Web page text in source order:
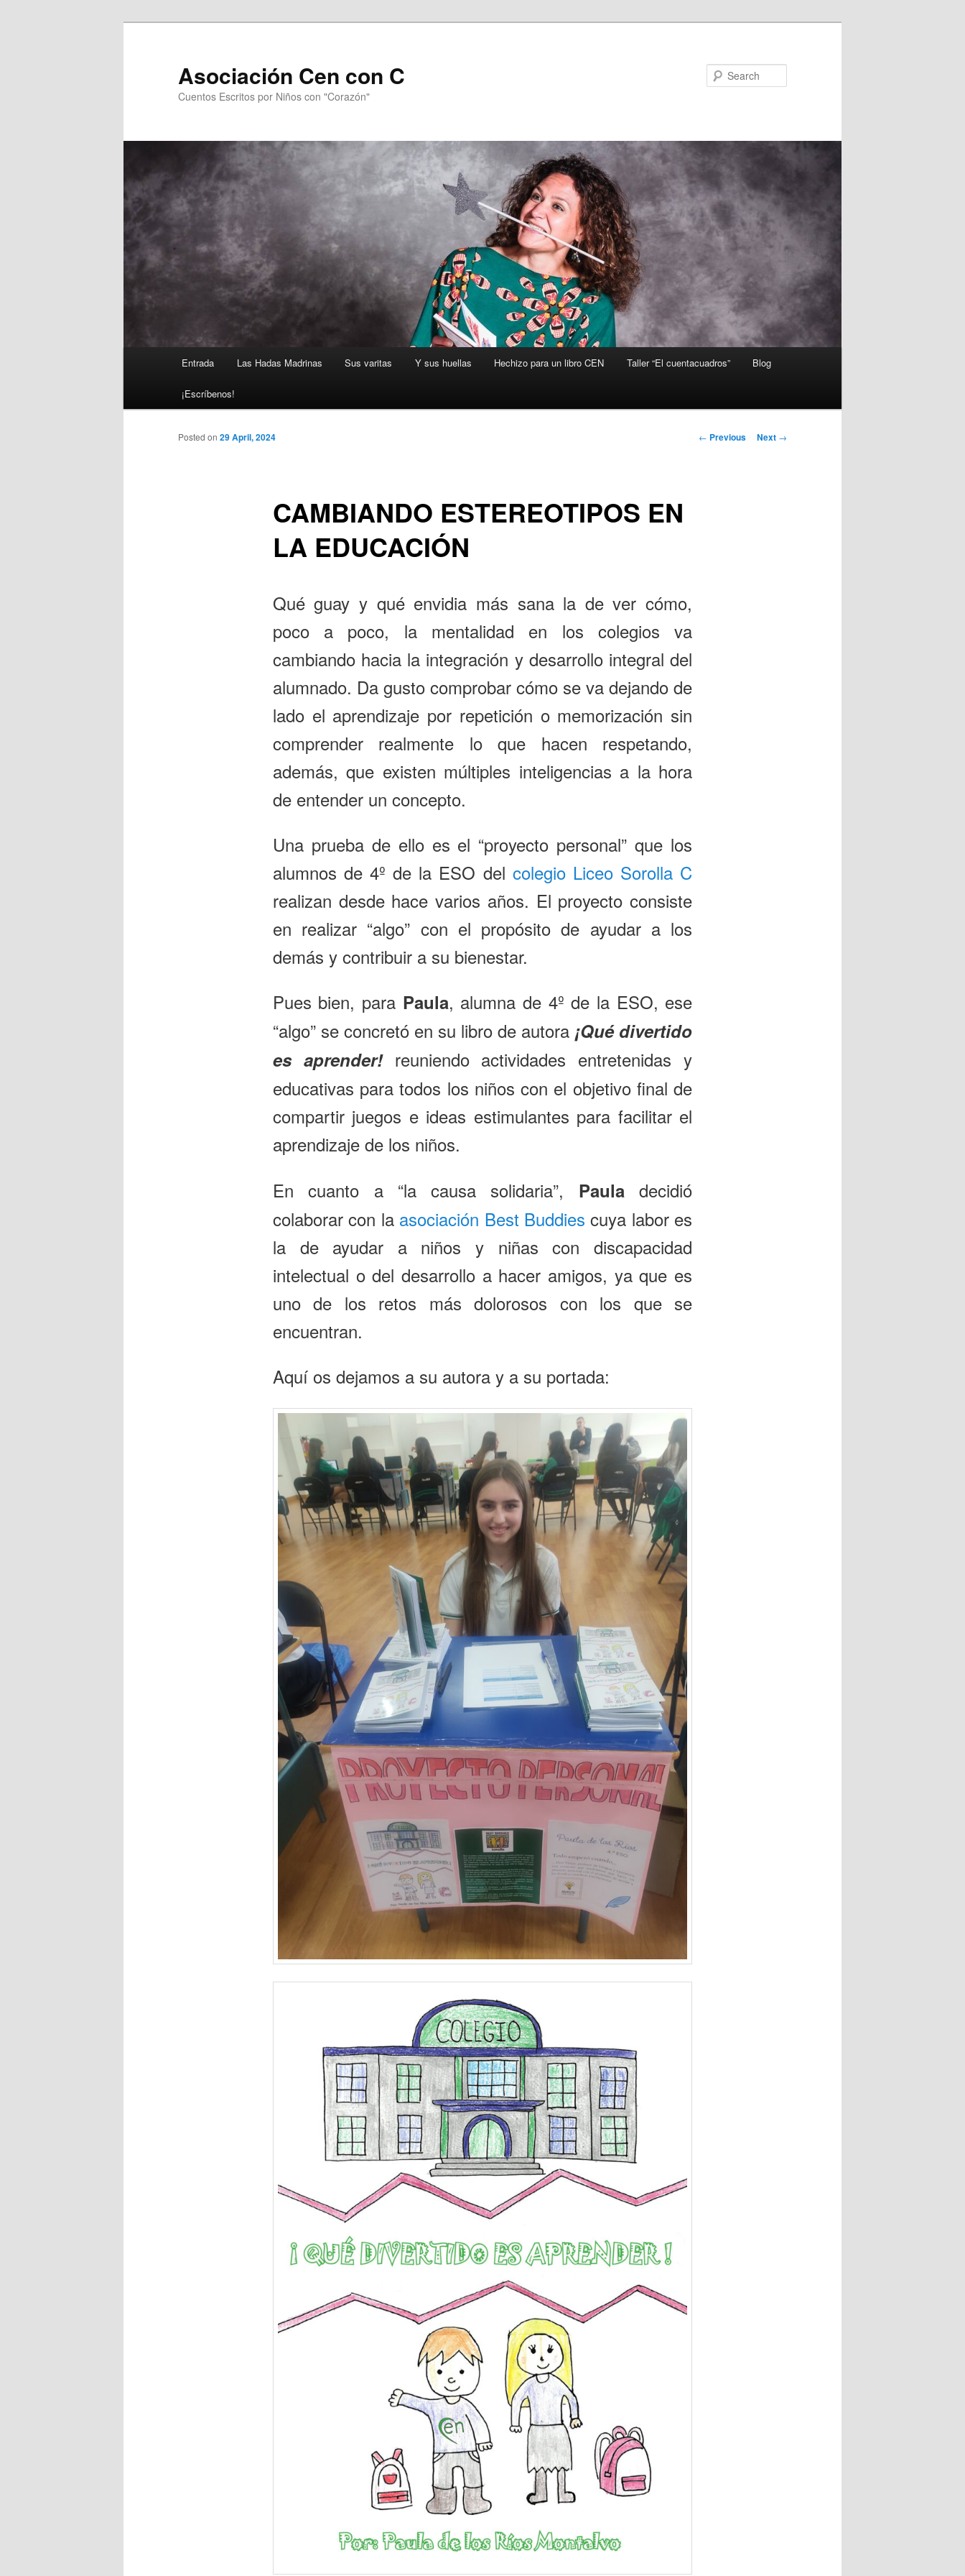
Asociación Cen con C
Cuentos Escritos por Niños con "Corazón"
Skip
to
primary
Entrada Las Hadas Madrinas Sus varitas Y sus huellas Hechizo para un libro CEN Taller “El cuentacuadros” Blog
¡Escríbenos!
Post
← Previous Next →
CAMBIANDO ESTEREOTIPOS EN
LA EDUCACIÓN
Posted on 29 April, 2024
Qué guay y qué envidia más sana la de ver cómo,
poco a poco, la mentalidad en los colegios va
cambiando hacia la integración y desarrollo integral del
alumnado. Da gusto comprobar cómo se va dejando de
lado el aprendizaje por repetición o memorización sin
comprender realmente lo que hacen respetando,
además, que existen múltiples inteligencias a la hora
de entender un concepto.
Una prueba de ello es el “proyecto personal” que los
alumnos de 4º de la ESO del colegio Liceo Sorolla C
realizan desde hace varios años. El proyecto consiste
en realizar “algo” con el propósito de ayudar a los
demás y contribuir a su bienestar.
Pues bien, para Paula, alumna de 4º de la ESO, ese
“algo” se concretó en su libro de autora ¡Qué divertido
es aprender!reuniendo actividades entretenidas y
educativas para todos los niños con el objetivo final de
compartir juegos e ideas estimulantes para facilitar el
aprendizaje de los niños.
En cuanto a “la causa solidaria”, Paula decidió
colaborar con la asociación Best Buddies cuya labor es
la de ayudar a niños y niñas con discapacidad
intelectual o del desarrollo a hacer amigos, ya que es
uno de los retos más dolorosos con los que se
encuentran.
Aquí os dejamos a su autora y a su portada: